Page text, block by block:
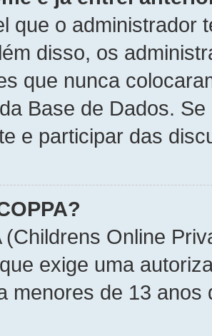
que o administrador
disso, os
que nunca
Base de Dados.
e participar das
(Childrens Online
exige uma
menores de 13 anos